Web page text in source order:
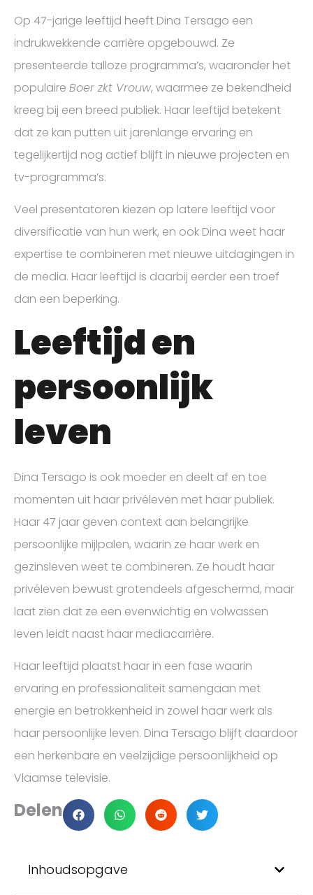
Op 47-jarige leeftijd heeft Dina Tersago een
indrukwekkende carrière opgebouwd. Ze
presenteerde talloze programma’s, waaronder het
populaire Boer zkt Vrouw, waarmee ze bekendheid
kreeg bij een breed publiek. Haar leeftijd betekent
dat ze kan putten uit jarenlange ervaring en
tegelijkertijd nog actief blijft in nieuwe projecten en
tv-programma’s.
Veel presentatoren kiezen op latere leeftijd voor
diversificatie van hun werk, en ook Dina weet haar
expertise te combineren met nieuwe uitdagingen in
de media. Haar leeftijd is daarbij eerder een troef
dan een beperking.
Leeftijd en
persoonlijk
leven
Dina Tersago is ook moeder en deelt af en toe
momenten uit haar privéleven met haar publiek.
Haar 47 jaar geven context aan belangrijke
persoonlijke mijlpalen, waarin ze haar werk en
gezinsleven weet te combineren. Ze houdt haar
privéleven bewust grotendeels afgeschermd, maar
laat zien dat ze een evenwichtig en volwassen
leven leidt naast haar mediacarrière.
Haar leeftijd plaatst haar in een fase waarin
ervaring en professionaliteit samengaan met
energie en betrokkenheid in zowel haar werk als
haar persoonlijke leven. Dina Tersago blijft daardoor
een herkenbare en veelzijdige persoonlijkheid op
Vlaamse televisie.
Delen
Inhoudsopgave